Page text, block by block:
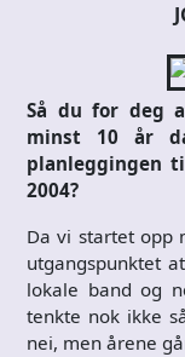
Så du for deg
minst 10 år
planleggingen
2004?
Da vi startet opp
utgangspunktet
lokale band og
tenkte nok ikke
nei, men årene